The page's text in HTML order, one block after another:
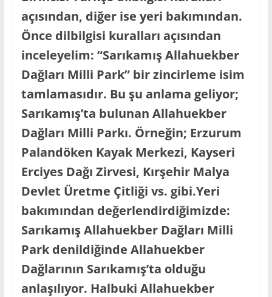
açısından, diğer ise yeri bakımından.
Önce dilbilgisi kuralları açısından
inceleyelim: “Sarıkamış Allahuekber
Dağları Milli Park” bir zincirleme isim
tamlamasıdır. Bu şu anlama geliyor;
Sarıkamış’ta bulunan Allahuekber
Dağları Milli Parkı. Örneğin; Erzurum
Palandöken Kayak Merkezi, Kayseri
Erciyes Dağı Zirvesi, Kırşehir Malya
Devlet Üretme Çitliği vs. gibi.Yeri
bakımından değerlendirdiğimizde:
Sarıkamış Allahuekber Dağları Milli
Park denildiğinde Allahuekber
Dağlarının Sarıkamış’ta olduğu
anlaşılıyor. Halbuki Allahuekber